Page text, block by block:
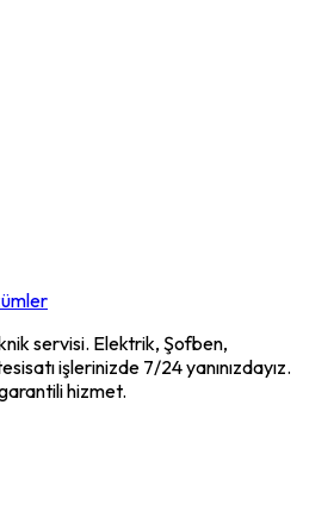
servisi. Elektrik, Şofben,
işlerinizde 7/24 yanınızdayız.
hizmet.